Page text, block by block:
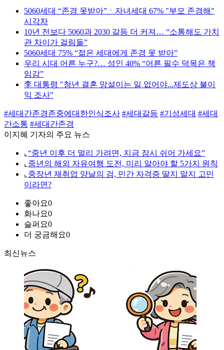
5060세대 “존경 못받아”ㆍ자녀세대 67% "부모 존경해"
시각차
10년 전보다 5060과 2030 갈등 더 커져… “소통해도 가치
관 차이가 걸림돌”
5060세대 75% “젊은 세대에게 존경 못 받아”
우리 시대 어른 누구?… 성인 40% “어른 필수 덕목은 책
임감”
李 대통령 "청년 결혼 망설이는 일 없어야...제도상 불이
익 조사"
#세대간존경존중에대한인식조사 #세대갈등 #기성세대 #세대
간소통 #세대간존경
이지혜 기자의 주요 뉴스
⌞ “중년 이후 더 멀리 가려면, 지금 잠시 쉬어 가세요”
⌞ 중년의 해외 자유여행 도전, 미리 알아야 할 5가지 원칙
⌞ 중장년 재취업 양날의 검, 민간 자격증 딸지 말지 고민
이라면?
좋아요0
화나요0
슬퍼요0
더 궁금해요0
최신뉴스